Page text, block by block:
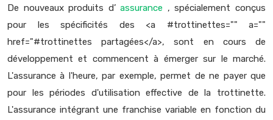
De nouveaux produits d’assurance , spécialement conçus
pour les spécificités des <a #trottinettes="" a=""
href="#trottinettes partagées</a>, sont en cours de
développement et commencent à émerger sur le marché.
L'assurance à l'heure, par exemple, permet de ne payer que
pour les périodes d'utilisation effective de la trottinette.
L'assurance intégrant une franchise variable en fonction du